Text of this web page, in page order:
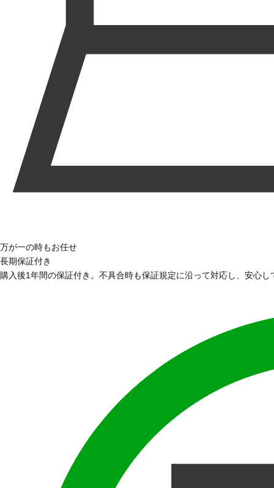
万が一の時もお任せ
長期保証付き
購入後1年間の保証付き。不具合時も保証規定に沿って対応し、安心